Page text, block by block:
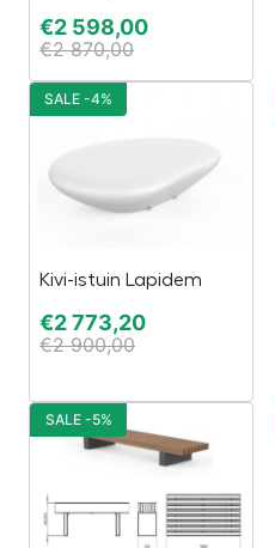
€2 598,00
€2 870,00
Kivi-istuin Lapidem
€2 773,20
€2 900,00
SALE -4%
SALE -5%